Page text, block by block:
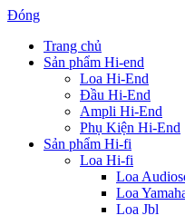
Đóng
Trang chủ
Sản phẩm Hi-end
Loa Hi-End
Đầu Hi-End
Ampli Hi-End
Phụ Kiện Hi-End
Sản phẩm Hi-fi
Loa Hi-fi
Loa
Loa
Loa Jbl